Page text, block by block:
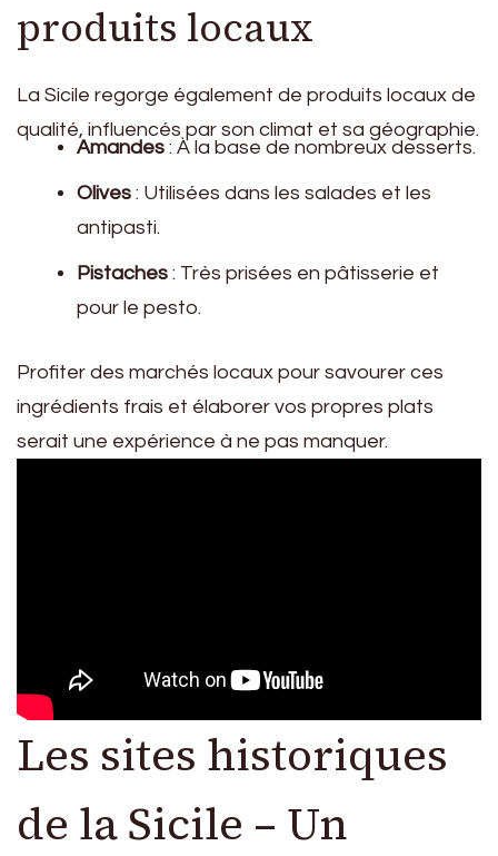
produits locaux
La Sicile regorge également de produits locaux de
qualité, influencés par son climat et sa géographie.
Amandes : À la base de nombreux desserts.
Olives : Utilisées dans les salades et les
antipasti.
Pistaches : Très prisées en pâtisserie et
pour le pesto.
Profiter des marchés locaux pour savourer ces
ingrédients frais et élaborer vos propres plats
serait une expérience à ne pas manquer.
Les sites historiques
de la Sicile – Un